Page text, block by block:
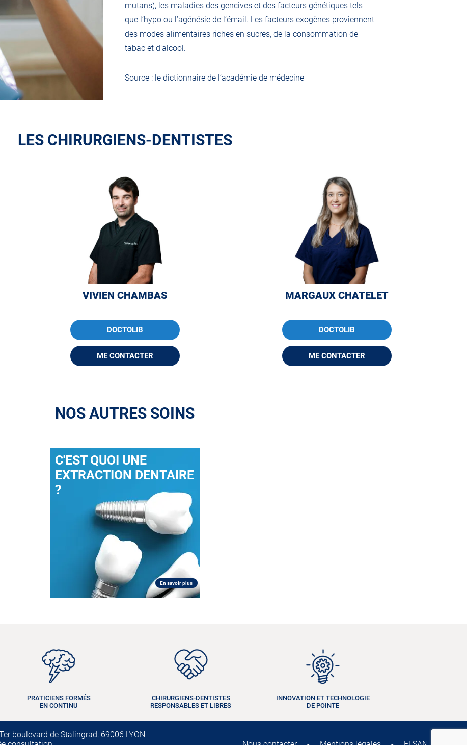
mutans), les maladies des gencives et des facteurs génétiques tels
que l’hypo ou l’agénésie de l’émail. Les facteurs exogènes proviennent
des modes alimentaires riches en sucres, de la consommation de
tabac et d’alcool.
Source : le dictionnaire de l’académie de médecine
LES CHIRURGIENS-DENTISTES
VIVIEN CHAMBAS
DOCTOLIB
ME CONTACTER
MARGAUX CHATELET
DOCTOLIB
ME CONTACTER
NOS AUTRES SOINS
C'EST QUOI UNE
EXTRACTION DENTAIRE
?
En savoir plus
PRATICIENS FORMÉS
EN CONTINU
CHIRURGIENS-DENTISTES
RESPONSABLES ET LIBRES
INNOVATION ET TECHNOLOGIE
DE POINTE
boulevard de Stalingrad, 69006 LYON